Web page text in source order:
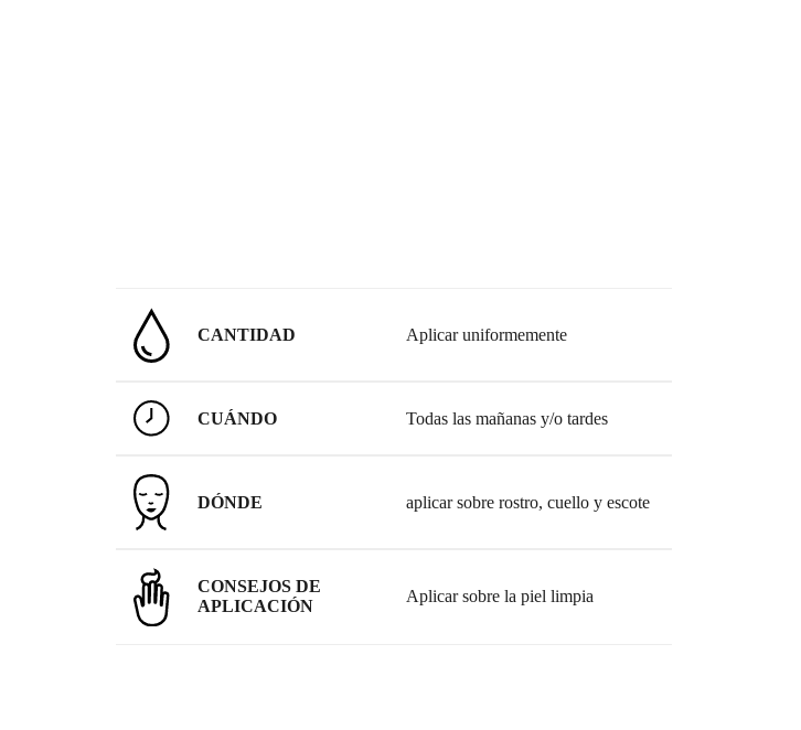
CANTIDAD Aplicar uniformemente
CUÁNDO Todas las mañanas y/o tardes
DÓNDE aplicar sobre rostro, cuello y escote
CONSEJOS DE
APLICACIÓN
Aplicar sobre la piel limpia